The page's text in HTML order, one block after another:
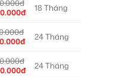
18 Tháng
24 Tháng
24 Tháng